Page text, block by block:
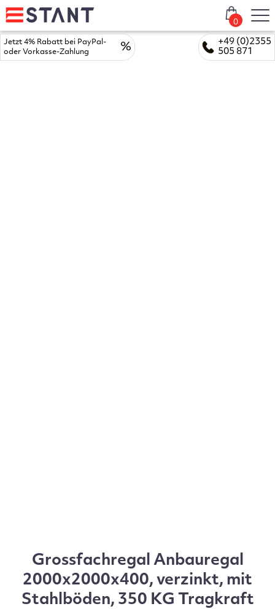
+49 (0)2355
505 871
Jetzt 4% Rabatt bei PayPal-
oder Vorkasse-Zahlung
%
0
Grossfachregal Anbauregal
2000x2000x400, verzinkt, mit
Stahlböden, 350 KG Tragkraft